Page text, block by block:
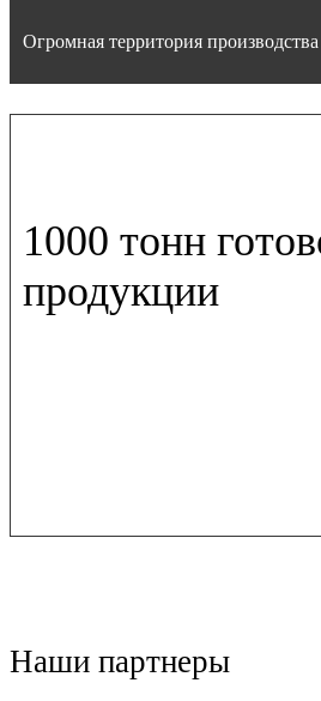
Огромная территория производства
1000 тонн
продукции
Наши партнеры